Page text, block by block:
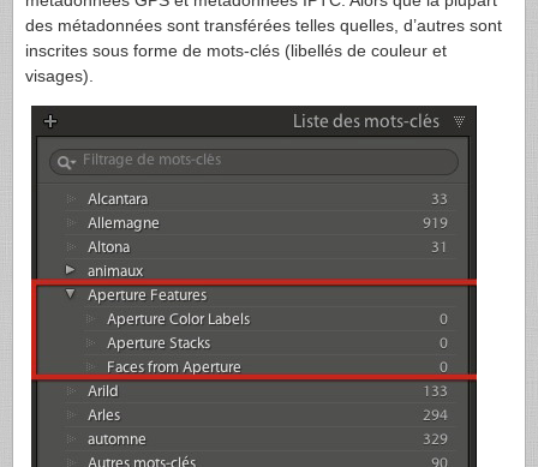
des métadonnées sont transférées telles quelles, d’autres sont
inscrites sous forme de mots-clés (libellés de couleur et
visages).